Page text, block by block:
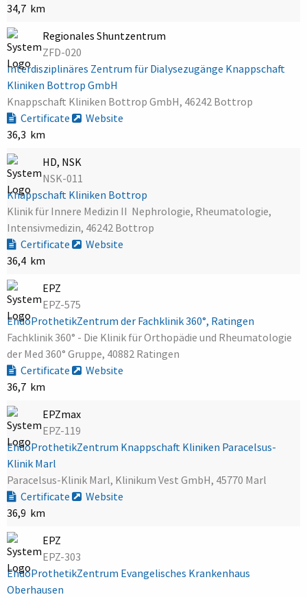
34,7 km
Regionales Shuntzentrum
ZFD-020
Interdisziplinäres Zentrum für Dialysezugänge Knappschaft
Kliniken Bottrop GmbH
Knappschaft Kliniken Bottrop GmbH, 46242 Bottrop
Certificate
Website
36,3 km
HD, NSK
NSK-011
Knappschaft Kliniken Bottrop
Klinik für Innere Medizin II  Nephrologie, Rheumatologie,
Intensivmedizin, 46242 Bottrop
Certificate
Website
36,4 km
EPZ
EPZ-575
EndoProthetikZentrum der Fachklinik 360°, Ratingen
Fachklinik 360° - Die Klinik für Orthopädie und Rheumatologie
der Med 360° Gruppe, 40882 Ratingen
Certificate
Website
36,7 km
EPZmax
EPZ-119
EndoProthetikZentrum Knappschaft Kliniken Paracelsus-
Klinik Marl
Paracelsus-Klinik Marl, Klinikum Vest GmbH, 45770 Marl
Certificate
Website
36,9 km
EPZ
EPZ-303
EndoProthetikZentrum Evangelisches Krankenhaus
Oberhausen